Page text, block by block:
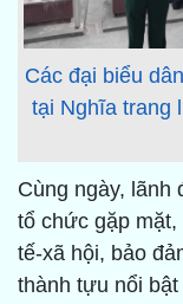
Các đại biểu
tại Nghĩa trang
Cùng ngày, lãnh
tổ chức gặp
tế-xã hội, bảo
thành tựu nổi